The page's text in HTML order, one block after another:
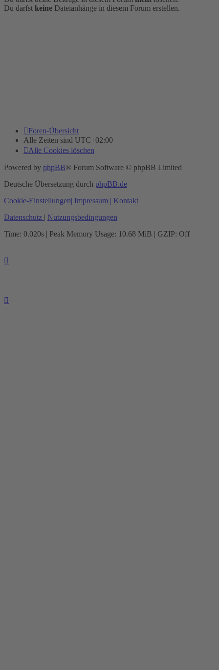
Du darfst keine Dateianhänge in diesem Forum erstellen.
Foren-Übersicht
Alle Zeiten sind UTC+02:00
Alle Cookies löschen
Powered by phpBB® Forum Software © phpBB Limited
Deutsche Übersetzung durch phpBB.de
Cookie-Einstellungen| Impressum | Kontakt
Datenschutz | Nutzungsbedingungen
Time: 0.020s | Peak Memory Usage: 10.68 MiB | GZIP: Off